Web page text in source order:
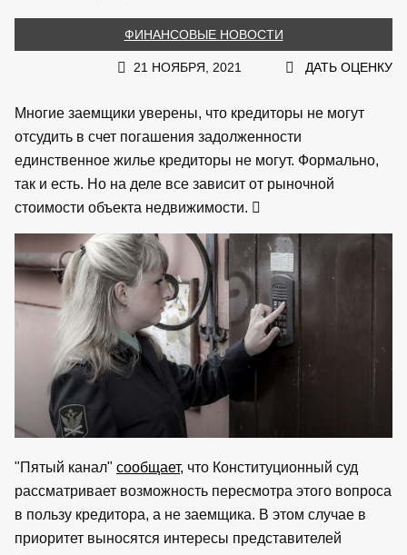
ФИНАНСОВЫЕ НОВОСТИ
21 НОЯБРЯ, 2021 ДАТЬ ОЦЕНКУ
Многие заемщики уверены, что кредиторы не могут
отсудить в счет погашения задолженности
единственное жилье кредиторы не могут. Формально,
так и есть. Но на деле все зависит от рыночной
стоимости объекта недвижимости.
"Пятый канал" сообщает, что Конституционный суд
рассматривает возможность пересмотра этого вопроса
в пользу кредитора, а не заемщика. В этом случае в
приоритет выносятся интересы представителей